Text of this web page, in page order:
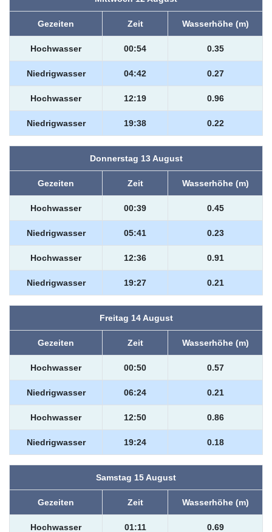
Gezeiten Zeit Wasserhöhe (m)
Hochwasser 00:54 0.35
Niedrigwasser 04:42 0.27
Hochwasser 12:19 0.96
Niedrigwasser 19:38 0.22
Donnerstag 13 August
Gezeiten Zeit Wasserhöhe (m)
Hochwasser 00:39 0.45
Niedrigwasser 05:41 0.23
Hochwasser 12:36 0.91
Niedrigwasser 19:27 0.21
Freitag 14 August
Gezeiten Zeit Wasserhöhe (m)
Hochwasser 00:50 0.57
Niedrigwasser 06:24 0.21
Hochwasser 12:50 0.86
Niedrigwasser 19:24 0.18
Samstag 15 August
Gezeiten Zeit Wasserhöhe (m)
Hochwasser 01:11 0.69